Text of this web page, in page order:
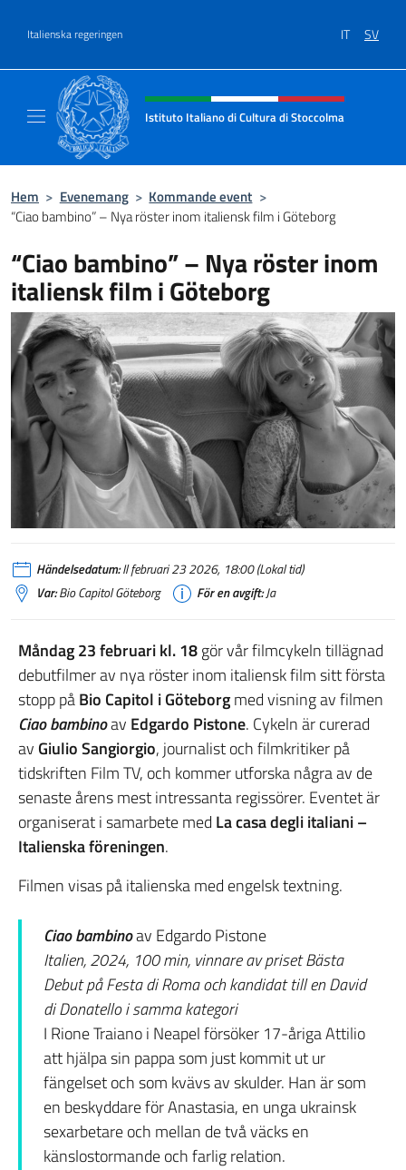
Italienska regeringen IT SV
Header, social and menu of site
Istituto Italiano di Cultura di Stoccolma
Hem > Evenemang > Kommande event >
“Ciao bambino” – Nya röster inom italiensk film i Göteborg
“Ciao bambino” – Nya röster inom
italiensk film i Göteborg
Händelsedatum:Il februari 23 2026, 18:00 (Lokal tid)
Var:Bio Capitol Göteborg För en avgift:Ja
Måndag 23 februari kl. 18gör vår filmcykeln tillägnad
debutfilmer av nya röster inom italiensk film sitt första
stopp påBio Capitol i Göteborgmed visning av filmen
Ciao bambinoav Edgardo Pistone. Cykeln är curerad
av Giulio Sangiorgio, journalist och filmkritiker på
tidskriften Film TV, och kommer utforska några av de
senaste årens mest intressanta regissörer. Eventet är
organiserat i samarbete med La casa degli italiani –
Italienska föreningen.
Filmen visas på italienska med engelsk textning.
Ciao bambinoav Edgardo Pistone
Italien, 2024, 100 min, vinnare av priset Bästa
Debut på Festa di Roma och kandidat till en David
di Donatello i samma kategori
I Rione Traiano i Neapel försöker 17-åriga Attilio
att hjälpa sin pappa som just kommit ut ur
fängelset och som kvävs av skulder. Han är som
en beskyddare för Anastasia, en unga ukrainsk
sexarbetare och mellan de två väcks en
känslostormande och farlig relation.